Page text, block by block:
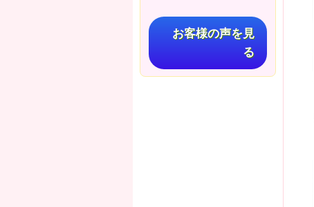
お客様の声を見
る